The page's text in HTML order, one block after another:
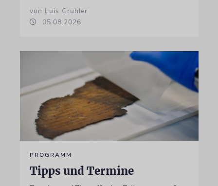
von Luis Gruhler
05.08.2026
PROGRAMM
Tipps und Termine